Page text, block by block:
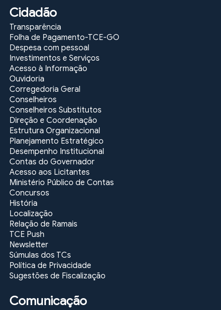
Cidadão
Transparência
Folha de Pagamento-TCE-GO
Despesa com pessoal
Investimentos e Serviços
Acesso à Informação
Ouvidoria
Corregedoria Geral
Conselheiros
Conselheiros Substitutos
Direção e Coordenação
Estrutura Organizacional
Planejamento Estratégico
Desempenho Institucional
Contas do Governador
Acesso aos Licitantes
Ministério Público de Contas
Concursos
História
Localização
Relação de Ramais
TCE Push
Newsletter
Súmulas dos TCs
Política de Privacidade
Sugestões de Fiscalização
Comunicação